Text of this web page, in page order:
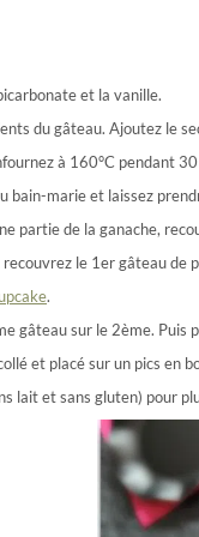
et la vanille.
du gâteau. Ajoutez le
à 160°C pendant
bain-marie et laissez
partie de la ganache,
le 1er gâteau de
.
gâteau sur le 2ème. Puis
et placé sur un pics
lait et sans gluten) pour